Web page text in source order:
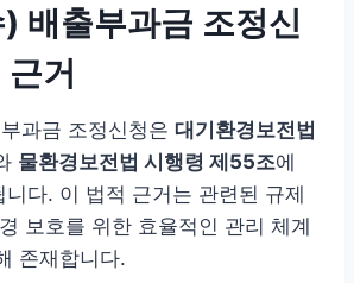
배출부과금 조정신
거
과금 조정신청은 대기환경보전법
물환경보전법 시행령 제55조에
니다. 이 법적 근거는 관련된 규제
보호를 위한 효율적인 관리 체계
존재합니다.